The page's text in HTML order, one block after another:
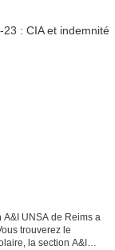
UNSA de Reims a
trouverez le
la section A&I